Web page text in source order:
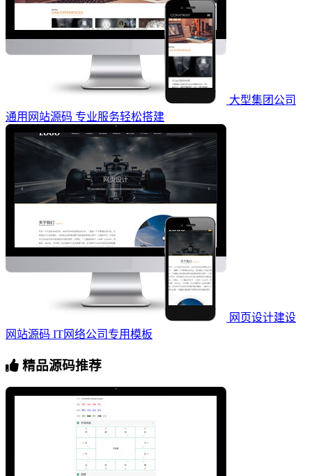
大型集团公司
通用网站源码 专业服务轻松搭建
网页设计建设
网站源码 IT网络公司专用模板
精品源码推荐